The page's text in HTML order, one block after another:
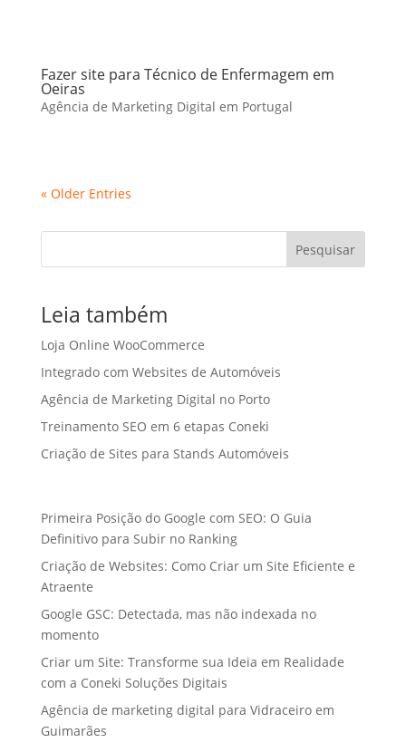
Fazer site para Técnico de Enfermagem em
Oeiras
Agência de Marketing Digital em Portugal
« Older Entries
Pesquisar
Leia também
Loja Online WooCommerce
Integrado com Websites de Automóveis
Agência de Marketing Digital no Porto
Treinamento SEO em 6 etapas Coneki
Criação de Sites para Stands Automóveis
Primeira Posição do Google com SEO: O Guia
Definitivo para Subir no Ranking
Criação de Websites: Como Criar um Site Eficiente e
Atraente
Google GSC: Detectada, mas não indexada no
momento
Criar um Site: Transforme sua Ideia em Realidade
com a Coneki Soluções Digitais
Agência de marketing digital para Vidraceiro em
Guimarães